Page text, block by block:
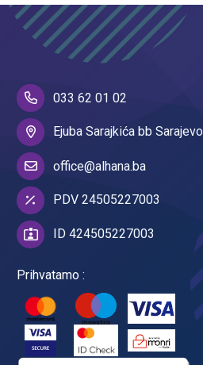
033 62 01 02
Ejuba Sarajkića bb Sarajevo
office@alhana.ba
PDV 24505227003
ID 424505227003
Prihvatamo :